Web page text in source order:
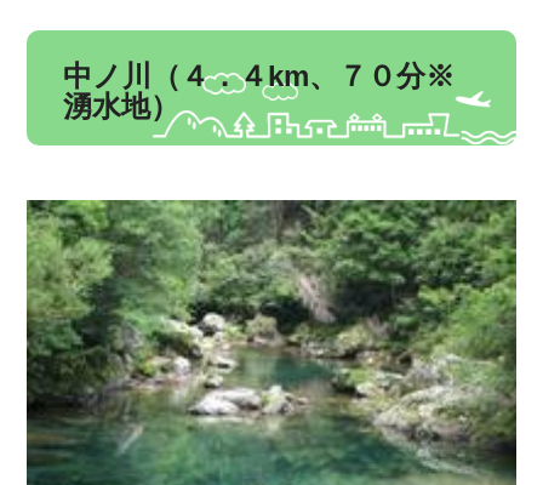
中ノ川（４．４km、７０分※
湧水地）